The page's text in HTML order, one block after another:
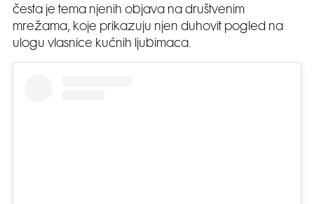
česta je tema njenih objava na društvenim
mrežama, koje prikazuju njen duhovit pogled na
ulogu vlasnice kućnih ljubimaca.